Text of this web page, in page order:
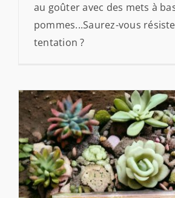
au goûter avec des mets à
pommes...Saurez-vous
tentation ?